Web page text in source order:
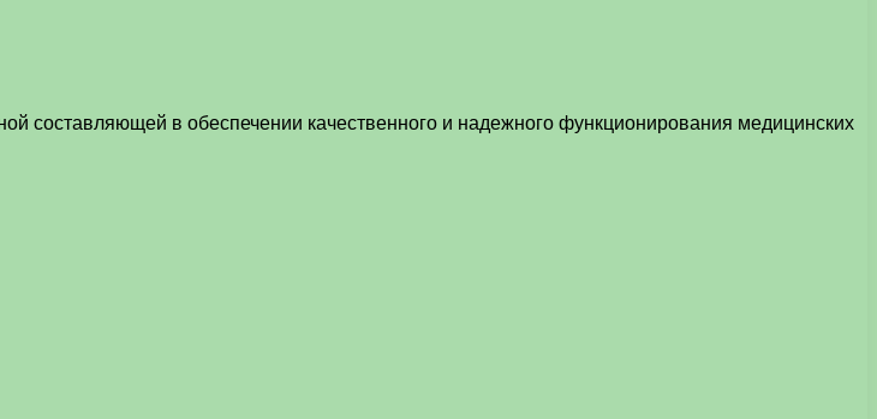
составляющей в обеспечении качественного и надежного функционирования медицинских